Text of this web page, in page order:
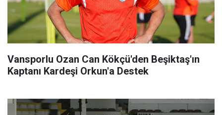
Vansporlu Ozan Can Kökçü'den Beşiktaş'ın
Kaptanı Kardeşi Orkun'a Destek